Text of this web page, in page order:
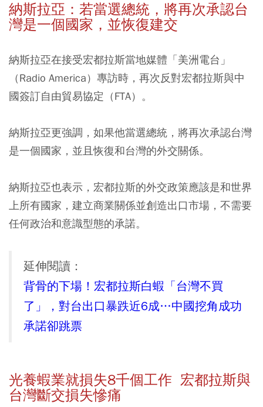
納斯拉亞：若當選總統，將再次承認台
灣是一個國家，並恢復建交
納斯拉亞在接受宏都拉斯當地媒體「美洲電台」
（Radio America）專訪時，再次反對宏都拉斯與中
國簽訂自由貿易協定（FTA）。
納斯拉亞更強調， 如果他當選總統，將再次承認台灣
是一個國家，並且恢復和台灣的外交關係。
納斯拉亞也表示，宏都拉斯的外交政策應該是和世界
上所有國家，建立商業關係並創造出口市場，不需要
任何政治和意識型態的承諾。
延伸閱讀：
背骨的下場！宏都拉斯白蝦「台灣不買
了」，對台出口暴跌近6成…中國挖角成功
承諾卻跳票
光養蝦業就損失8千個工作 宏都拉斯與
台灣斷交損失慘痛